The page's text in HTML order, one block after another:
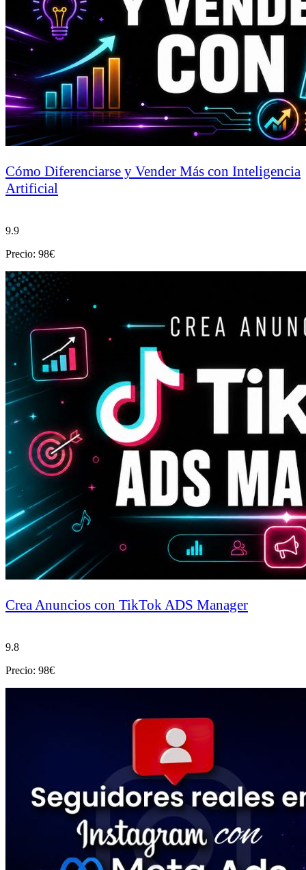
Cómo Diferenciarse y Vender Más con Inteligencia
Artificial
9.9
Precio: 98€
Crea Anuncios con TikTok ADS Manager
9.8
Precio: 98€